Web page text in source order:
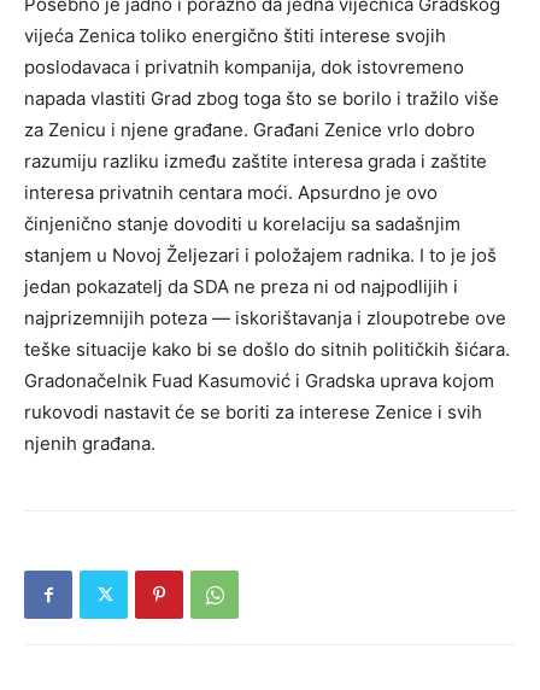
vijeća Zenica toliko energično štiti interese svojih
poslodavaca i privatnih kompanija, dok istovremeno
napada vlastiti Grad zbog toga što se borilo i tražilo više
za Zenicu i njene građane. Građani Zenice vrlo dobro
razumiju razliku između zaštite interesa grada i zaštite
interesa privatnih centara moći. Apsurdno je ovo
činjenično stanje dovoditi u korelaciju sa sadašnjim
stanjem u Novoj Željezari i položajem radnika. I to je još
jedan pokazatelj da SDA ne preza ni od najpodlijih i
najprizemnijih poteza — iskorištavanja i zloupotrebe ove
teške situacije kako bi se došlo do sitnih političkih šićara.
Gradonačelnik Fuad Kasumović i Gradska uprava kojom
rukovodi nastavit će se boriti za interese Zenice i svih
njenih građana.